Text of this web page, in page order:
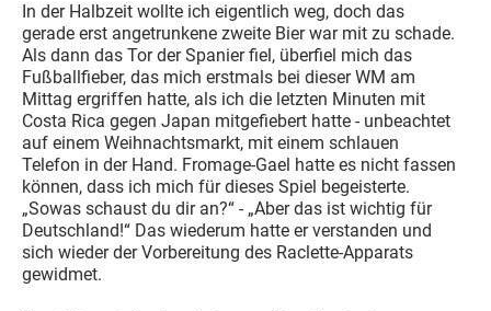
In der Halbzeit wollte ich eigentlich weg, doch das
gerade erst angetrunkene zweite Bier war mit zu schade.
Als dann das Tor der Spanier fiel, überfiel mich das
Fußballfieber, das mich erstmals bei dieser WM am
Mittag ergriffen hatte, als ich die letzten Minuten mit
Costa Rica gegen Japan mitgefiebert hatte - unbeachtet
auf einem Weihnachtsmarkt, mit einem schlauen
Telefon in der Hand. Fromage-Gael hatte es nicht fassen
können, dass ich mich für dieses Spiel begeisterte.
„Sowas schaust du dir an?“ - „Aber das ist wichtig für
Deutschland!“ Das wiederum hatte er verstanden und
sich wieder der Vorbereitung des Raclette-Apparats
gewidmet.